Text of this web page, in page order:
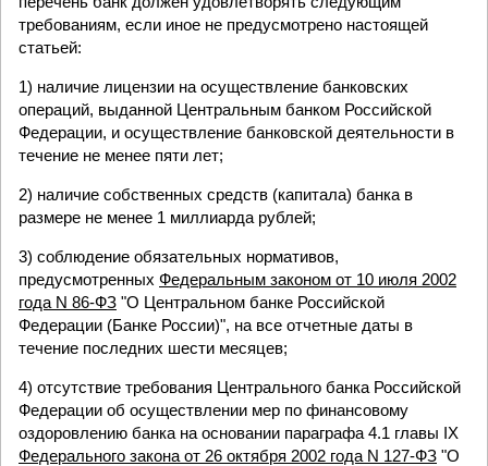
требованиям, если иное не предусмотрено настоящей
статьей:
1) наличие лицензии на осуществление банковских
операций, выданной Центральным банком Российской
Федерации, и осуществление банковской деятельности в
течение не менее пяти лет;
2) наличие собственных средств (капитала) банка в
размере не менее 1 миллиарда рублей;
3) соблюдение обязательных нормативов,
предусмотренных Федеральным законом от 10 июля 2002
года N 86-ФЗ "О Центральном банке Российской
Федерации (Банке России)", на все отчетные даты в
течение последних шести месяцев;
4) отсутствие требования Центрального банка Российской
Федерации об осуществлении мер по финансовому
оздоровлению банка на основании параграфа 4.1 главы IX
Федерального закона от 26 октября 2002 года N 127-ФЗ "О